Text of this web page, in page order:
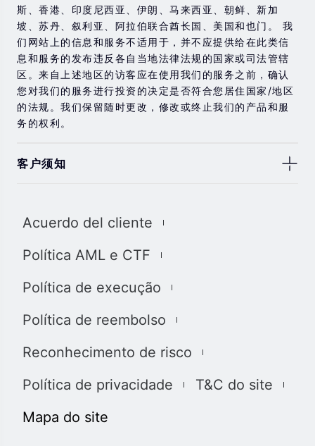
斯、香港、印度尼西亚、伊朗、马来西亚、朝鲜、新加
坡、苏丹、叙利亚、阿拉伯联合酋长国、美国和也门。 我
们网站上的信息和服务不适用于，并不应提供给在此类信
息和服务的发布违反各自当地法律法规的国家或司法管辖
区。来自上述地区的访客应在使用我们的服务之前，确认
您对我们的服务进行投资的决定是否符合您居住国家/地区
的法规。我们保留随时更改，修改或终止我们的产品和服
务的权利。
客户须知
息，材料或第三方材料（“材料”）仅供参考。 该材料仅被
的投资建议和/或投资推荐。 尽管我们已尽一切合理的努力
和保证，如果所提供信息的任何不准确和不完整，我们也
损失或损害赔偿。 未经我们的同意，您只能将该材料用于
我们使用我们网站上的cookies来根据您的喜好自定义我
已经阅读并同意上述详细信息，并同意我们使用
Acuerdo del cliente
Política AML e CTF
Política de execução
Política de reembolso
Reconhecimento de risco
Política de privacidade
T&C do site
Mapa do site